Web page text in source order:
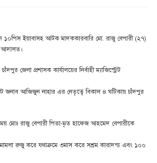
১০পিস ইয়াবাসহ আটক মাদককারবারি মো. রাজু বেপারী (২৭)
আদালত।
জেলা প্রশাসক কার্যালয়ের নির্বাহী ম্যাজিস্ট্রেট
জনাব আজিজুন নাহার এর নেতৃত্বে বিকাল ৪ ঘটিকায় চাঁদপুর
মোঃ রাজু বেপারী পিতা-মৃত হাফেজ আহমেদ বেপারীকে
রুজু করে যথাক্রমে ৩মাস করে সশ্রম কারাদন্ড এবং ১০০